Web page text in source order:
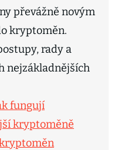
převážně novým
kryptoměn.
rady a
nejzákladnějších
fungují
kryptoměně